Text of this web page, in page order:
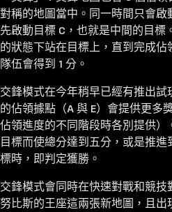
對稱的地圖當中。同一時間只會
先啟動目標 C，也就是中間的目
的狀態下站在目標上，直到完成
隊伍會得到 1 分。
交鋒模式在今年稍早已經有推出
的佔領據點（A 與 E）會提供更多
佔領進度的不同階段時各別提供
目標而使總分達到五分，或是推
標時，即判定獲勝。
交鋒模式會同時在快速對戰和競
努比斯的王座這兩張新地圖，且